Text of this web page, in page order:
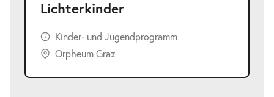
Lichterkinder
Kinder- und Jugendprogramm
Orpheum Graz